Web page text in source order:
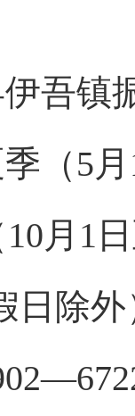
吾镇
（5
月1
日除